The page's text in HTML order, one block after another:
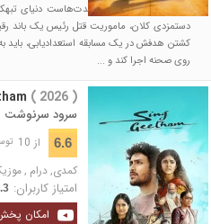
"دایا" آدم‌کش سابق که مدت‌هاست دنیای
دستمزدی کلان، ماموریت قتل رئیس یک باند
کشتن هدفش در یک مسابقه استعدادیابی،
روی صحنه اجرا کند و ...
( 2026 )
سرود سرنوشت
6.6 از 10 توسط
کمدی, درام ,
امتیاز کاربران:
امکان